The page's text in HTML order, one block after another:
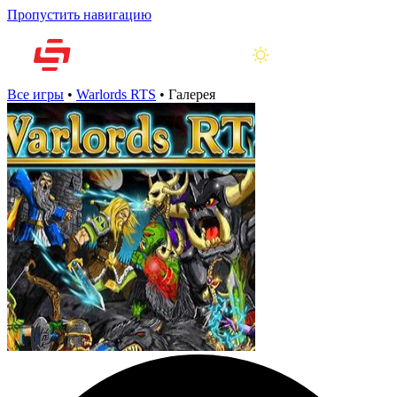
Пропустить навигацию
Все игры • Warlords RTS • Галерея